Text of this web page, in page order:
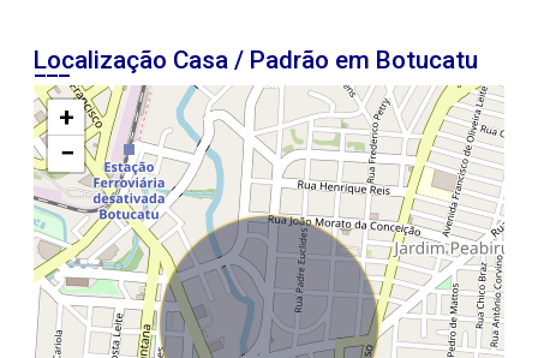
Localização Casa / Padrão em Botucatu
+
−